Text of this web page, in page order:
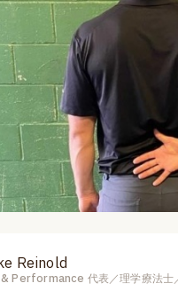
Reinold
Performance 代表／理学療法士